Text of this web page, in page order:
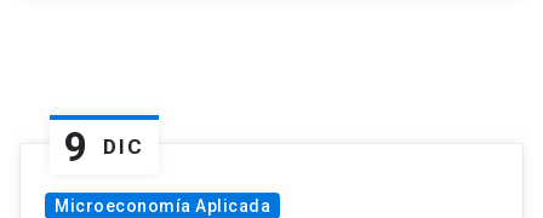
9 DIC
Microeconomía Aplicada